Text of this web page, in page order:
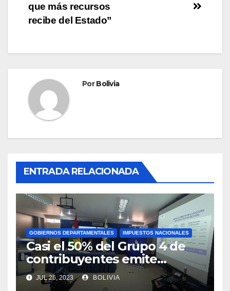
que más recursos
recibe del Estado”
PorBolivia
ENTRADA RELACIONADA
GOBIERNOS DEPARTAMENTALES IMPUESTOS NACIONALES
Casi el 50% del Grupo 4 de
contribuyentes emite
facturas en línea antes del
plazo fijado
JUL 26, 2023 BOLIVIA